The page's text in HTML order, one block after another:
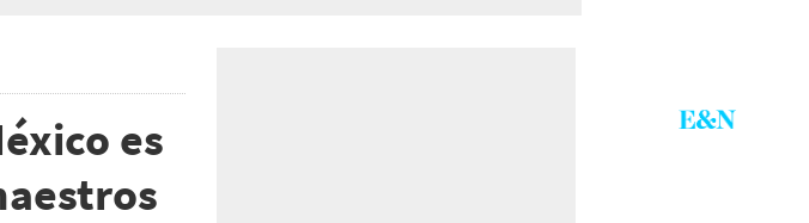
es